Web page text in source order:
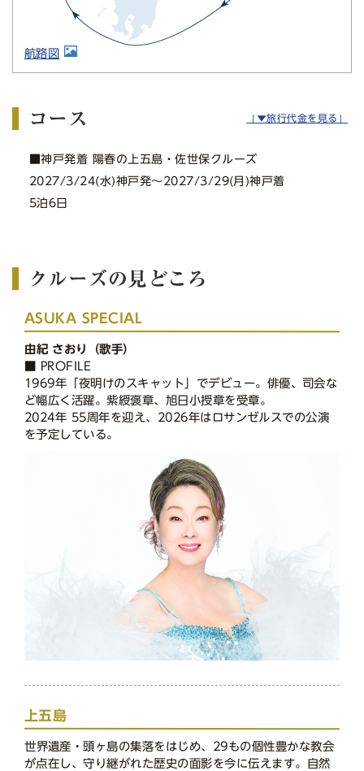
航路図
コース ［▼旅行代金を見る］
■神戸発着 陽春の上五島・佐世保クルーズ
2027/3/24(水)神戸発〜2027/3/29(月)神戸着
5泊6日
クルーズの見どころ
ASUKA SPECIAL
由紀 さおり（歌手）
■ PROFILE
1969年「夜明けのスキャット」でデビュー。俳優、司会な
ど幅広く活躍。紫綬褒章、旭日小授章を受章。
2024年 55周年を迎え、2026年はロサンゼルスでの公演
を予定している。
上五島
世界遺産・頭ヶ島の集落をはじめ、29もの個性豊かな教会
が点在し、守り継がれた歴史の面影を今に伝えます。自然